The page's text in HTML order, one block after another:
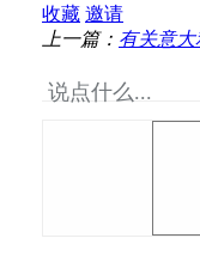
收藏 邀请
上一篇： 有关意
说点什么...